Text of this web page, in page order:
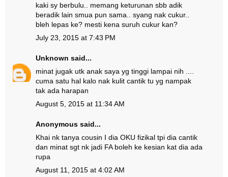
kaki sy berbulu.. memang keturunan sbb adik
beradik lain smua pun sama.. syang nak cukur..
bleh lepas ke? mesti kena suruh cukur kan?
July 23, 2015 at 7:43 PM
Unknown said...
minat jugak utk anak saya yg tinggi lampai nih ....
cuma satu hal kalo nak kulit cantik tu yg nampak
tak ada harapan
August 5, 2015 at 11:34 AM
Anonymous said...
Khai nk tanya cousin I dia OKU fizikal tpi dia cantik
dan minat sgt nk jadi FA boleh ke kesian kat dia ada
rupa
August 11, 2015 at 4:02 AM